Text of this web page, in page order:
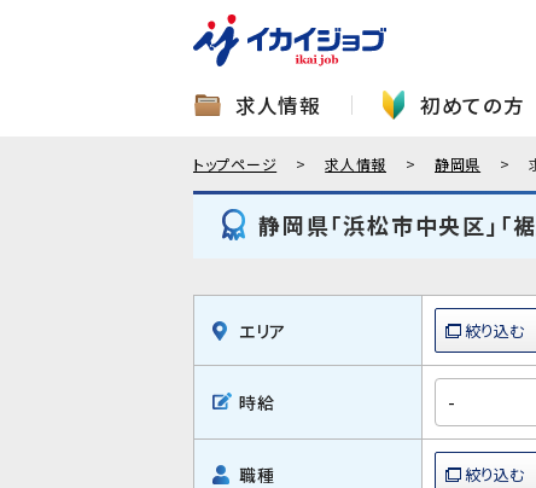
求人情報 初めての方
トップページ 求人情報 静岡県
静岡県「浜松市中央区」「
エリア
時給
職種